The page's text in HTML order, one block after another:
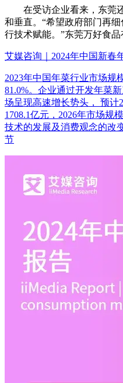
在受访企业看来，东莞还
和垂直。“希望政府部门再
行技术赋能。”东莞万好食品
艾媒咨询｜2024年中国新春
2023年中国年菜行业市场规
81.0%。企业通过开发年菜
场呈现高速增长势头， 预计
1708.1亿元，2026年市场规
技术的发展及消费观念的改
节